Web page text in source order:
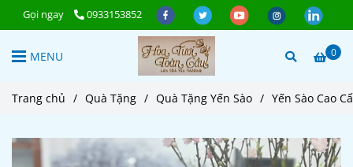
Gọi ngay 0933153852
0
MENU
Trang chủ / Quà Tặng / Quà Tặng Yến Sào / Yến Sào Cao